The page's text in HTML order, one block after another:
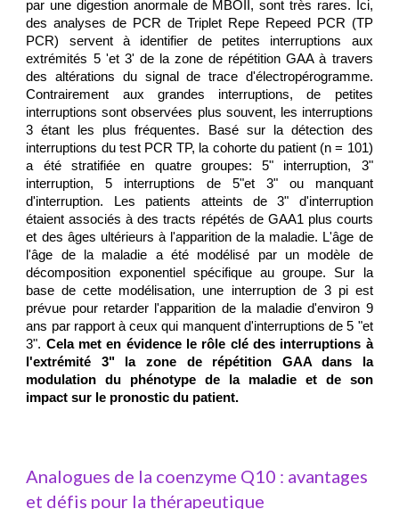
par une digestion anormale de MBOII, sont très rares. Ici,
des analyses de PCR de Triplet Repe Repeed PCR (TP
PCR) servent à identifier de petites interruptions aux
extrémités 5 'et 3' de la zone de répétition GAA à travers
des altérations du signal de trace d'électropérogramme.
Contrairement aux grandes interruptions, de petites
interruptions sont observées plus souvent, les interruptions
3 étant les plus fréquentes. Basé sur la détection des
interruptions du test PCR TP, la cohorte du patient (n = 101)
a été stratifiée en quatre groupes: 5" interruption, 3"
interruption, 5 interruptions de 5"et 3" ou manquant
d'interruption. Les patients atteints de 3" d'interruption
étaient associés à des tracts répétés de GAA1 plus courts
et des âges ultérieurs à l'apparition de la maladie. L'âge de
l'âge de la maladie a été modélisé par un modèle de
décomposition exponentiel spécifique au groupe. Sur la
base de cette modélisation, une interruption de 3 pi est
prévue pour retarder l'apparition de la maladie d'environ 9
ans par rapport à ceux qui manquent d'interruptions de 5 "et
3". Cela met en évidence le rôle clé des interruptions à
l'extrémité 3" la zone de répétition GAA dans la
modulation du phénotype de la maladie et de son
impact sur le pronostic du patient.
Analogues de la coenzyme Q10 : avantages
et défis pour la thérapeutique